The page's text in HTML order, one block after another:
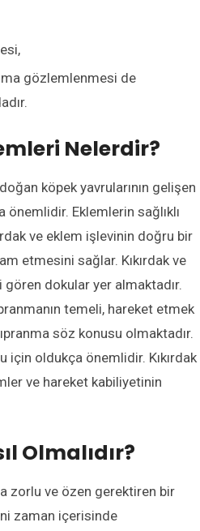
gözlemlenmesi de
Nelerdir?
köpek yavrularının gelişen
Eklemlerin sağlıklı
ve eklem işlevinin doğru bir
etmesini sağlar. Kıkırdak ve
gören dokular yer almaktadır.
temeli, hareket etmek
söz konusu olmaktadır.
için oldukça önemlidir. Kıkırdak
ve hareket kabiliyetinin
Olmalıdır?
zorlu ve özen gerektiren bir
zaman içerisinde